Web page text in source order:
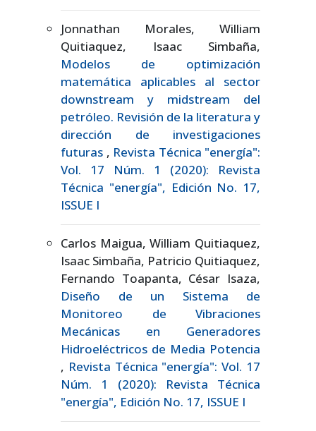
Jonnathan Morales, William
Quitiaquez, Isaac Simbaña,
Modelos de optimización
matemática aplicables al sector
downstream y midstream del
petróleo. Revisión de la literatura y
dirección de investigaciones
futuras , Revista Técnica "energía":
Vol. 17 Núm. 1 (2020): Revista
Técnica "energía", Edición No. 17,
ISSUE I
Carlos Maigua, William Quitiaquez,
Isaac Simbaña, Patricio Quitiaquez,
Fernando Toapanta, César Isaza,
Diseño de un Sistema de
Monitoreo de Vibraciones
Mecánicas en Generadores
Hidroeléctricos de Media Potencia
, Revista Técnica "energía": Vol. 17
Núm. 1 (2020): Revista Técnica
"energía", Edición No. 17, ISSUE I